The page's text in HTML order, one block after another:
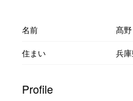
名前
髙
住まい
兵
Profile